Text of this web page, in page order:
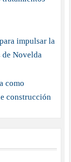
impulsar la
Novelda
como
construcción